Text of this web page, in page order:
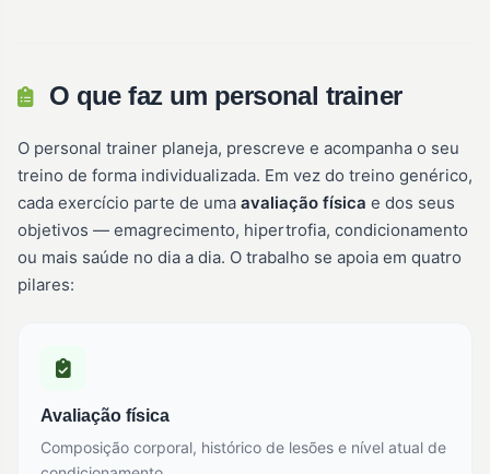
O que faz um personal trainer
O personal trainer planeja, prescreve e acompanha o seu
treino de forma individualizada. Em vez do treino genérico,
cada exercício parte de uma avaliação física e dos seus
objetivos — emagrecimento, hipertrofia, condicionamento
ou mais saúde no dia a dia. O trabalho se apoia em quatro
pilares:
Avaliação física
Composição corporal, histórico de lesões e nível atual de